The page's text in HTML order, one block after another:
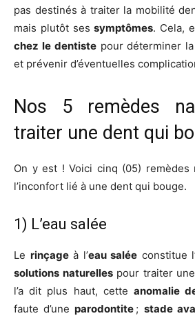
pas destinés à traiter la mobilité
mais plutôt sessymptômes. Cela,
chez le dentistepour déterminer
et prévenir d’éventuelles
Nos 5 remèdes
traiter une dent qui
On y est ! Voici cinq (05) remèdes
l’inconfort lié à une dent qui bouge.
1) L’eau salée
Le rinçageà l’eau salée constitue
solutions naturellespour traiter
l’a dit plus haut, cetteanomalie
faute d’uneparodontite ; stade